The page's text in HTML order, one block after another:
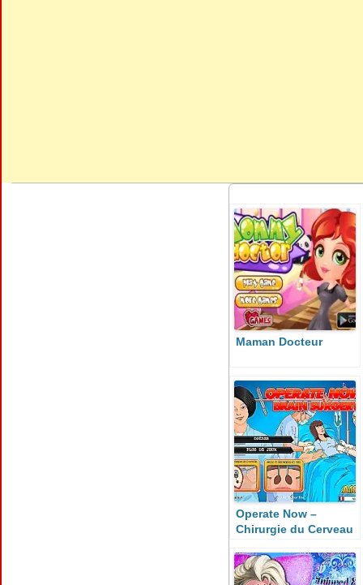
Maman Docteur
Operate Now –
Chirurgie du Cerveau